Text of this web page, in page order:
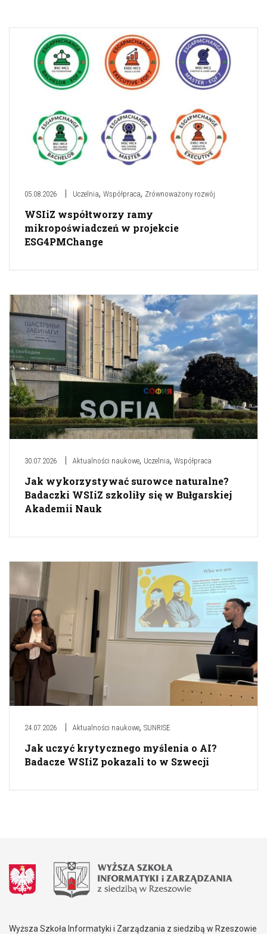
05.08.2026 Uczelnia, Współpraca, Zrównoważony rozwój
WSIiZ współtworzy ramy
mikropoświadczeń w projekcie
ESG4PMChange
30.07.2026 Aktualności naukowe, Uczelnia, Współpraca
Jak wykorzystywać surowce naturalne?
Badaczki WSIiZ szkoliły się w Bułgarskiej
Akademii Nauk
24.07.2026 Aktualności naukowe, SUNRISE
Jak uczyć krytycznego myślenia o AI?
Badacze WSIiZ pokazali to w Szwecji
Wyższa Szkoła Informatyki i Zarządzania z siedzibą w Rzeszowie